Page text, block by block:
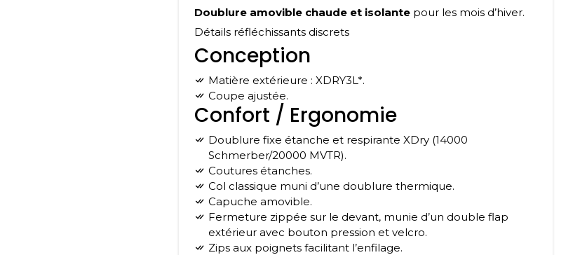
Doublure amovible chaude et isolantepour les mois d’hiver.
Détails réfléchissants discrets
Conception
Matière extérieure : XDRY3L*.
Coupe ajustée.
Confort / Ergonomie
Doublure fixe étanche et respirante XDry (14000
Schmerber/20000 MVTR).
Coutures étanches.
Col classique muni d’une doublure thermique.
Capuche amovible.
Fermeture zippée sur le devant, munie d’un double flap
extérieur avec bouton pression et velcro.
Zips aux poignets facilitant l’enfilage.